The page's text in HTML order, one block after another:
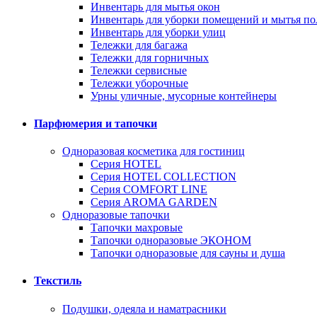
Инвентарь для мытья окон
Инвентарь для уборки помещений и мытья
Инвентарь для уборки улиц
Тележки для багажа
Тележки для горничных
Тележки сервисные
Тележки уборочные
Урны уличные, мусорные контейнеры
Парфюмерия и тапочки
Одноразовая косметика для гостиниц
Серия HOTEL
Серия HOTEL COLLECTION
Серия СOMFORT LINE
Серия AROMA GARDEN
Одноразовые тапочки
Тапочки махровые
Тапочки одноразовые ЭКОНОМ
Тапочки одноразовые для сауны и душа
Текстиль
Подушки, одеяла и наматрасники